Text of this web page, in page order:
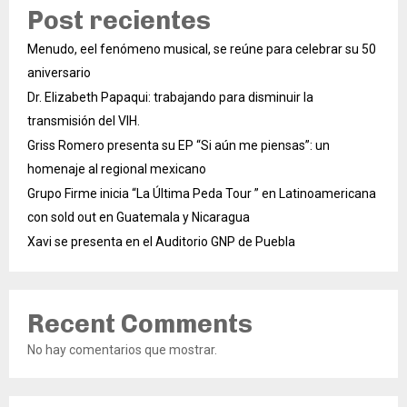
Post recientes
Menudo, eel fenómeno musical, se reúne para celebrar su 50
aniversario
Dr. Elizabeth Papaqui: trabajando para disminuir la
transmisión del VIH.
Griss Romero presenta su EP “Si aún me piensas”: un
homenaje al regional mexicano
Grupo Firme inicia “La Última Peda Tour ” en Latinoamericana
con sold out en Guatemala y Nicaragua
Xavi se presenta en el Auditorio GNP de Puebla
Recent Comments
No hay comentarios que mostrar.